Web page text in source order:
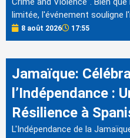
limitée, l'événement souligne
8 août 2026 17:55
Jamaïque:
l’Indépendance :
Résilience à
L'Indépendance de la